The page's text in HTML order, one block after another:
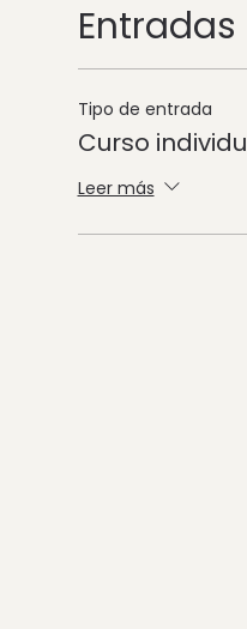
Entradas
Tipo de entrada
Curso
Leer más